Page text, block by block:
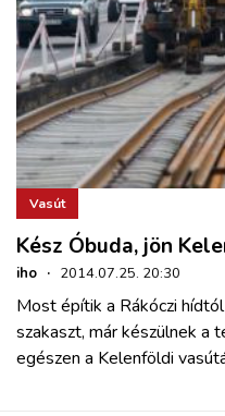
Vasút
Kész Óbuda, jön
iho · 2014.07.25. 20:30
Most építik a Rákóczi
szakaszt, már készülnek a
egészen a Kelenföldi